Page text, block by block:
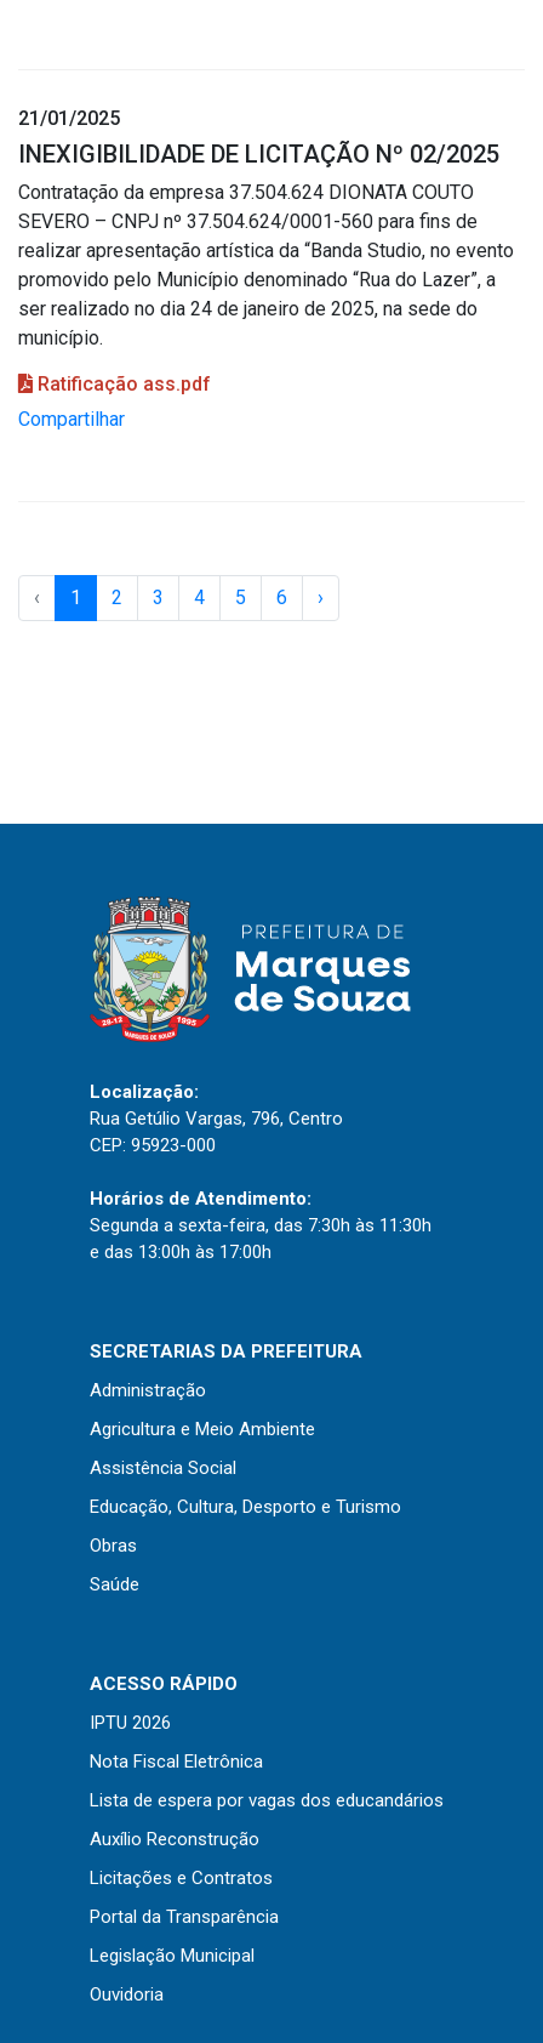
21/01/2025
INEXIGIBILIDADE DE LICITAÇÃO Nº 02/2025
Contratação da empresa 37.504.624 DIONATA COUTO
SEVERO – CNPJ nº 37.504.624/0001-560 para fins de
realizar apresentação artística da “Banda Studio, no evento
promovido pelo Município denominado “Rua do Lazer”, a
ser realizado no dia 24 de janeiro de 2025, na sede do
município.
Ratificação ass.pdf
Compartilhar
‹ 1 2 3 4 5 6 ›
Localização:
Rua Getúlio Vargas, 796, Centro
CEP: 95923-000
Horários de Atendimento:
Segunda a sexta-feira, das 7:30h às 11:30h
e das 13:00h às 17:00h
SECRETARIAS DA PREFEITURA
Administração
Agricultura e Meio Ambiente
Assistência Social
Educação, Cultura, Desporto e Turismo
Obras
Saúde
ACESSO RÁPIDO
IPTU 2026
Nota Fiscal Eletrônica
Lista de espera por vagas dos educandários
Auxílio Reconstrução
Licitações e Contratos
Portal da Transparência
Legislação Municipal
Ouvidoria